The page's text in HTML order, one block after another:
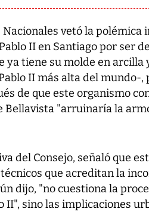
vetó la polémica
II en Santiago por ser
tiene su molde en arcilla
II más alta del mundo-,
de que este organismo
Bellavista "arruinaría la
del Consejo, señaló que
que acreditan la
dijo, "no cuestiona la
II", sino las implicaciones